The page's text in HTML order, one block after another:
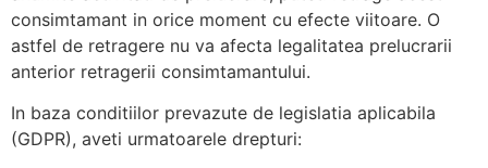
consimtamant in orice moment cu efecte viitoare. O
astfel de retragere nu va afecta legalitatea prelucrarii
anterior retragerii consimtamantului.
In baza conditiilor prevazute de legislatia aplicabila
(GDPR), aveti urmatoarele drepturi: